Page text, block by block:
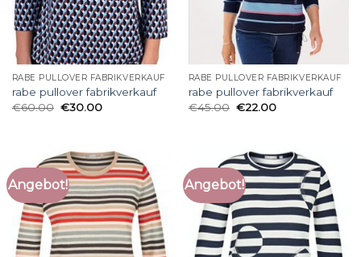
RABE PULLOVER FABRIKVERKAUF
rabe pullover fabrikverkauf
€60.00 €30.00
RABE PULLOVER FABRIKVERKAUF
rabe pullover fabrikverkauf
€45.00 €22.00
Angebot! Angebot!